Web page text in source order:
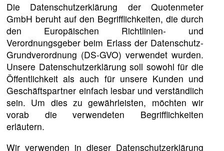
Die Datenschutzerklärung der Quotenmeter
GmbH beruht auf den Begrifflichkeiten, die durch
den Europäischen Richtlinien- und
Verordnungsgeber beim Erlass der Datenschutz-
Grundverordnung (DS-GVO) verwendet wurden.
Unsere Datenschutzerklärung soll sowohl für die
Öffentlichkeit als auch für unsere Kunden und
Geschäftspartner einfach lesbar und verständlich
sein. Um dies zu gewährleisten, möchten wir
vorab die verwendeten Begrifflichkeiten
erläutern.
Wir verwenden in dieser Datenschutzerklärung